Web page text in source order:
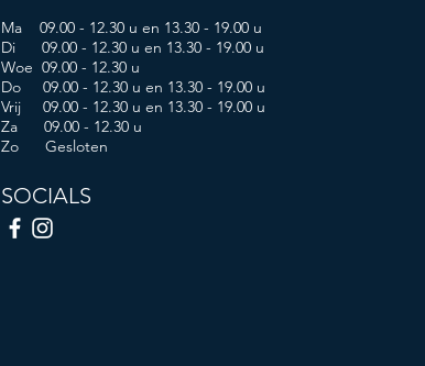
Ma 09.00 - 12.30 u en 13.30 - 19.00 u
Di 09.00 - 12.30 u en 13.30 - 19.00 u
Woe 09.00 - 12.30 u
Do 09.00 - 12.30 u en 13.30 - 19.00 u
Vrij 09.00 - 12.30 u en 13.30 - 19.00 u
Za 09.00 - 12.30 u
Zo Gesloten
SOCIALS